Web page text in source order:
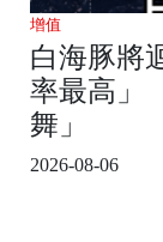
增值
白海豚將
率最高」
舞」
2026-08-06